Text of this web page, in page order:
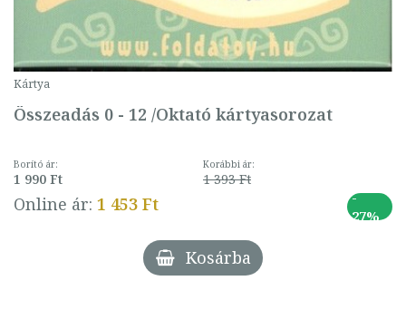
Kártya
Összeadás 0 - 12 /Oktató kártyasorozat
Borító ár:
1 990 Ft
Korábbi ár:
1 393 Ft
Online ár: 1 453 Ft
-
27%
Kosárba